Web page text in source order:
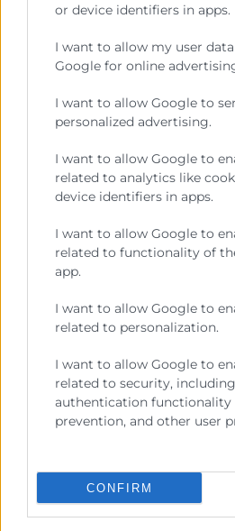
or device identifiers in apps.
I want to allow my user
Google for online
I want to allow Google to
personalized advertising.
I want to allow Google to
related to analytics like
device identifiers in apps.
I want to allow Google to
related to functionality of
app.
I want to allow Google to
related to personalization.
I want to allow Google to
related to security, including
authentication functionality
prevention, and other user
CONFIRM
‘La resiliència de l’empresa
província de València davant
globals’, el mes de desembre,
en l’anàlisi de 2.800 empreses
província de València que es
regularitat de les seues
regularitat proporciona a
estabilitat dels seus ingressos i
els conferixen un potencial de
disrupcions que és superior a
Recursos vinculats
Nota de premsa
José Vicente Morata i
conveni de Cambra i